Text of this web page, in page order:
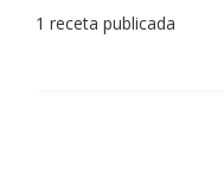
1 receta publicada